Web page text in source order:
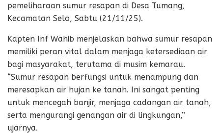
pemeliharaan sumur resapan di Desa Tumang,
Kecamatan Selo, Sabtu (21/11/25).
Kapten Inf Wahib menjelaskan bahwa sumur resapan
memiliki peran vital dalam menjaga ketersediaan air
bagi masyarakat, terutama di musim kemarau.
“Sumur resapan berfungsi untuk menampung dan
meresapkan air hujan ke tanah. Ini sangat penting
untuk mencegah banjir, menjaga cadangan air tanah,
serta mengurangi genangan air di lingkungan,”
ujarnya.